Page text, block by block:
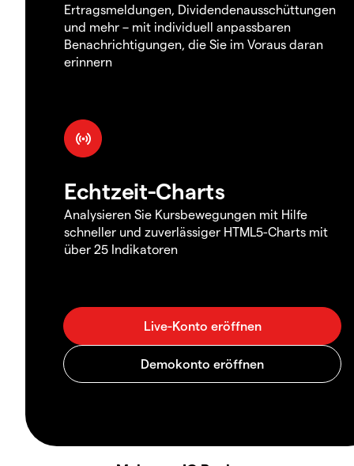
Ertragsmeldungen, Dividendenausschüttungen
und mehr – mit individuell anpassbaren
Benachrichtigungen, die Sie im Voraus daran
erinnern
Echtzeit-Charts
Analysieren Sie Kursbewegungen mit Hilfe
schneller und zuverlässiger HTML5-Charts mit
über 25 Indikatoren